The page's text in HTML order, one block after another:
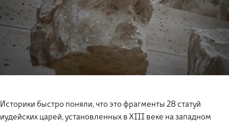
Историки быстро поняли, что это фрагменты 28 статуй
иудейских царей, установленных в XIII веке на западном